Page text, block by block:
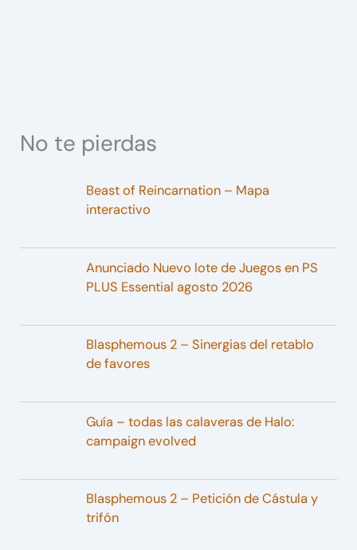
No te pierdas
Beast of Reincarnation – Mapa
interactivo
Anunciado Nuevo lote de Juegos en PS
PLUS Essential agosto 2026
Blasphemous 2 – Sinergias del retablo
de favores
Guía – todas las calaveras de Halo:
campaign evolved
Blasphemous 2 – Petición de Cástula y
trifón